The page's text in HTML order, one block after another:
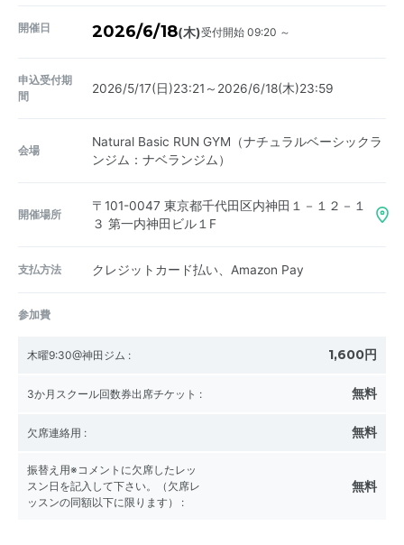
開催日 2026/6/18(木)受付開始 09:20 ～
申込受付期
間
2026/5/17(日)23:21～2026/6/18(木)23:59
会場
Natural Basic RUN GYM（ナチュラルベーシックラ
ンジム：ナベランジム）
開催場所
〒101-0047 東京都千代田区内神田１－１２－１
３ 第一内神田ビル１F
支払方法 クレジットカード払い、Amazon Pay
参加費
木曜9:30@神田ジム : 1,600円
3か月スクール回数券出席チケット : 無料
欠席連絡用 : 無料
振替え用※コメントに欠席したレッ
スン日を記入して下さい。（欠席レ
ッスンの同額以下に限ります） :
無料